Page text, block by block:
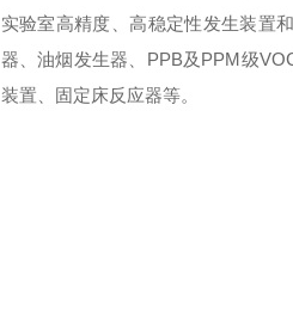
实验室高精度、高稳定性发生装置
器、油烟发生器、PPB及PPM级
装置、固定床反应器等。